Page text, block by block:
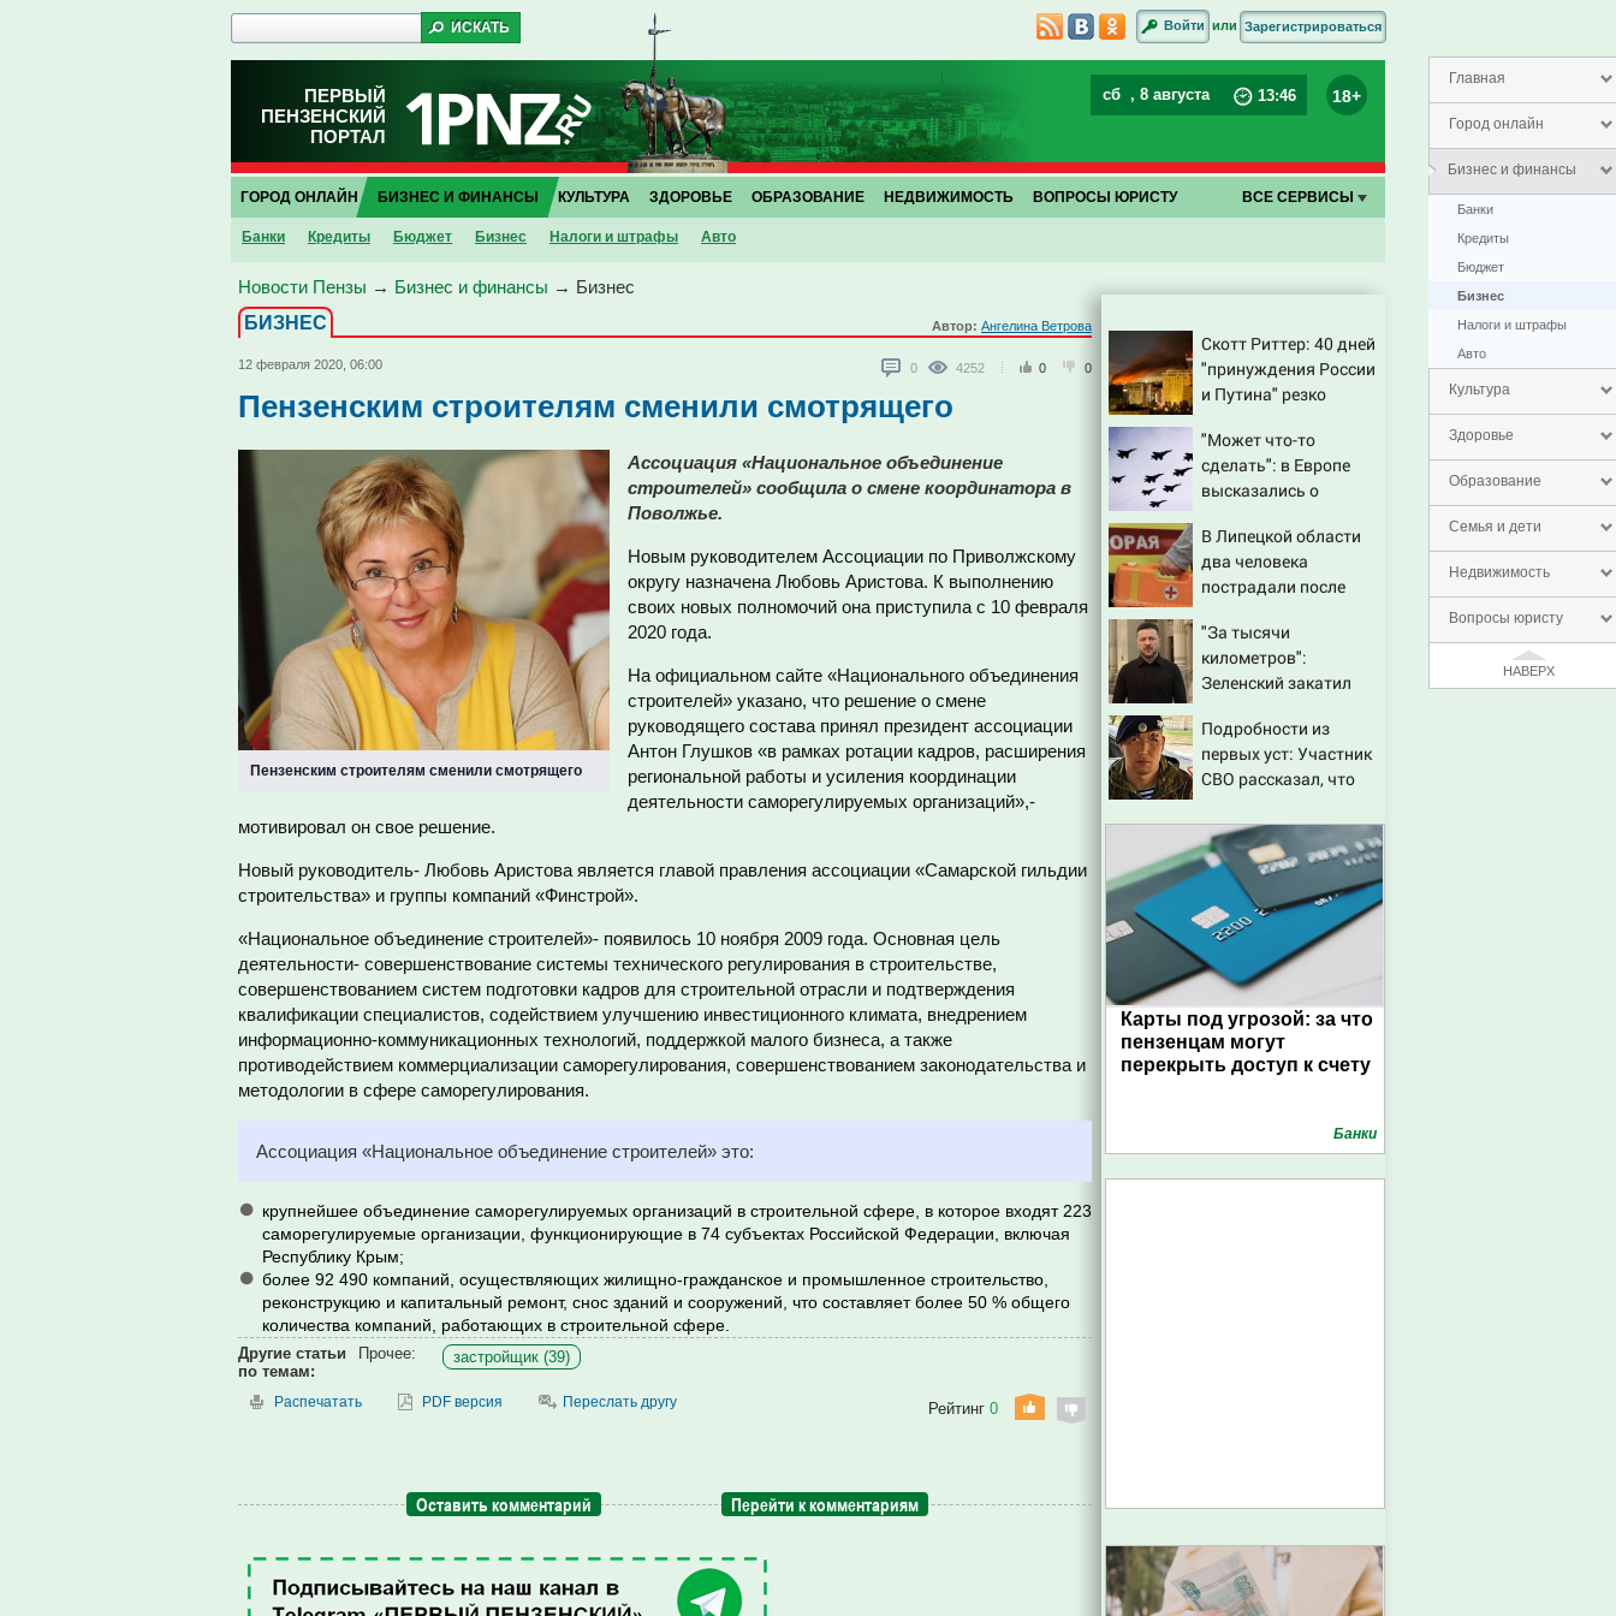
Главная
Город онлайн
Бизнес и финансы
Банки
Кредиты
Бюджет
Бизнес
Налоги и штрафы
Авто
Культура
Здоровье
Образование
Семья и дети
Недвижимость
Вопросы юристу
НАВЕРХ
Войти или Зарегистрироваться
ПЕРВЫЙ
ПЕНЗЕНСКИЙ
ПОРТАЛ
сб , 8 августа 13:46 18+
ГОРОД ОНЛАЙН БИЗНЕС И ФИНАНСЫ
Банки Кредиты Бюджет Бизнес Налоги и штрафы Авто
КУЛЬТУРА ЗДОРОВЬЕ ОБРАЗОВАНИЕ НЕДВИЖИМОСТЬ ВОПРОСЫ ЮРИСТУ ВСЕ СЕРВИСЫ
Новости Пензы → Бизнес и финансы → Бизнес
БИЗНЕС
Автор: Ангелина Ветрова
12 февраля 2020, 06:00 0 4252 0 0
Пензенским строителям сменили смотрящего
Пензенским строителям сменили смотрящего
Ассоциация «Национальное объединение
строителей» сообщила о смене координатора в
Поволжье.
Новым руководителем Ассоциации по Приволжскому
округу назначена Любовь Аристова. К выполнению
своих новых полномочий она приступила с 10 февраля
2020 года.
На официальном сайте «Национального объединения
строителей» указано, что решение о смене
руководящего состава принял президент ассоциации
Антон Глушков «в рамках ротации кадров, расширения
региональной работы и усиления координации
деятельности саморегулируемых организаций»,-
мотивировал он свое решение.
Новый руководитель- Любовь Аристова является главой правления ассоциации «Самарской гильдии
строительства» и группы компаний «Финстрой».
«Национальное объединение строителей»- появилось 10 ноября 2009 года. Основная цель
деятельности- совершенствование системы технического регулирования в строительстве,
совершенствованием систем подготовки кадров для строительной отрасли и подтверждения
квалификации специалистов, содействием улучшению инвестиционного климата, внедрением
информационно-коммуникационных технологий, поддержкой малого бизнеса, а также
противодействием коммерциализации саморегулирования, совершенствованием законодательства и
методологии в сфере саморегулирования.
Ассоциация «Национальное объединение строителей» это:
крупнейшее объединение саморегулируемых организаций в строительной сфере, в которое входят 223
саморегулируемые организации, функционирующие в 74 субъектах Российской Федерации, включая
Республику Крым;
более 92 490 компаний, осуществляющих жилищно-гражданское и промышленное строительство,
реконструкцию и капитальный ремонт, снос зданий и сооружений, что составляет более 50 % общего
количества компаний, работающих в строительной сфере.
Другие статьи
по темам:
Прочее: застройщик (39)
Распечатать PDF версия Переслать другу Рейтинг 0
Оставить комментарий Перейти к комментариям
Скотт Риттер: 40 дней
"принуждения России
и Путина" резко
режима Зеленского
"Может что-то
сделать": в Европе
высказались о
В Липецкой области
два человека
пострадали после
"За тысячи
километров":
Зеленский закатил
после ночного удара
Подробности из
первых уст: Участник
СВО рассказал, что
медведем
Карты под угрозой: за что
пензенцам могут
перекрыть доступ к счету
Банки